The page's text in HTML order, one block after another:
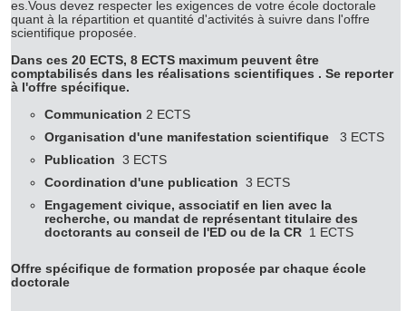
es.Vous devez respecter les exigences de votre école doctorale
quant à la répartition et quantité d'activités à suivre dans l'offre
scientifique proposée.
Dans ces 20 ECTS, 8 ECTS maximum peuvent être
comptabilisés dans les réalisations scientifiques . Se reporter
à l'offre spécifique.
Communication 2 ECTS
Organisation d'une manifestation scientifique
3 ECTS
Publication 3 ECTS
Coordination d'une publication3 ECTS
Engagement civique, associatif en lien avec la
recherche, ou mandat de représentant titulaire des
doctorants au conseil de l'ED ou de la CR 1 ECTS
Offre spécifique de formation proposée par chaque école
doctorale